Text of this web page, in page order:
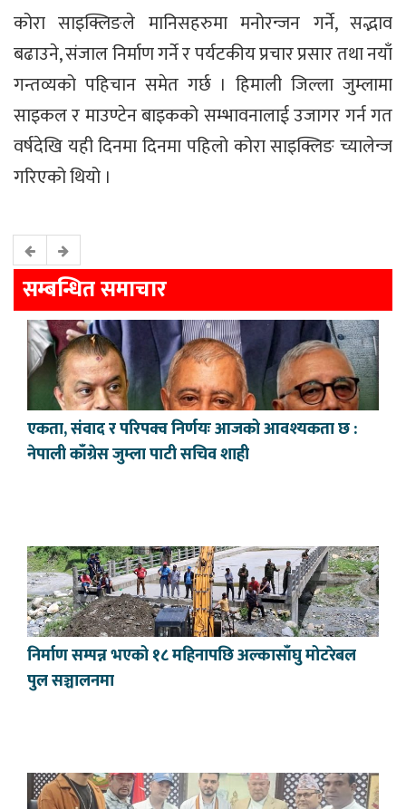
कोरा साइक्लिङले मानिसहरुमा मनोरन्जन गर्ने, सद्भाव
बढाउने, संजाल निर्माण गर्ने र पर्यटकीय प्रचार प्रसार तथा नयाँ
गन्तव्यको पहिचान समेत गर्छ । हिमाली जिल्ला जुम्लामा
साइकल र माउण्टेन बाइकको सम्भावनालाई उजागर गर्न गत
वर्षदेखि यही दिनमा दिनमा पहिलो कोरा साइक्लिङ च्यालेन्ज
गरिएको थियो ।
सम्बन्धित समाचार
एकता, संवाद र परिपक्व निर्णयः आजको आवश्यकता छ :
नेपाली काँग्रेस जुम्ला पाटी सचिव शाही
निर्माण सम्पन्न भएको १८ महिनापछि अल्कासाँघु मोटरेबल
पुल सञ्चालनमा